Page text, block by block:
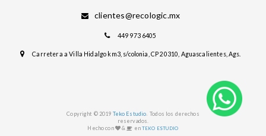
clientes@recologic.mx
449 973 6405
Carretera a Villa Hidalgo km3, s/colonia, CP 20310, Aguascalientes, Ags.
Copyright © 2019 Teko Estudio.Todos los derechos
reservados.
Hecho con
& enTEKO ESTUDIO